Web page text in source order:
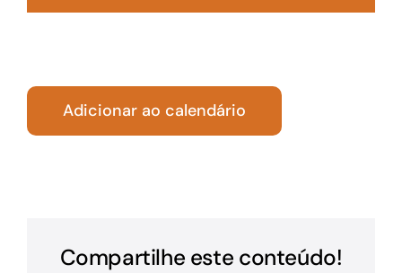
Adicionar ao calendário
Compartilhe este conteúdo!